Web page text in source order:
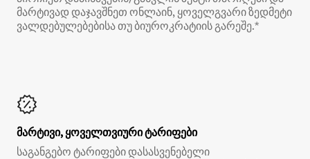
მარტივად დაჯავშნეთ ონლაინ, ყოველგვარი ზედმეტი
ვალდებულებებისა თუ ბიუროკრატიის გარეშე.*
მარტივი, ყოველთვიური ტარიფები
საგანგებო ტარიფები დასასვენებელი